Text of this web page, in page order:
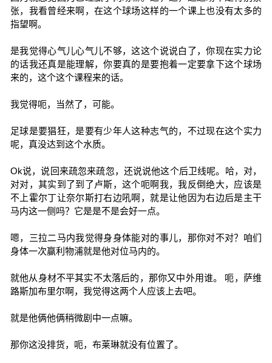
张，我看曾经来啊，在这个球场这样的一个课上也没有太多的
指望啊。
是我觉得心气儿心气儿不够，这这个说说白了，你现在实力论
的话我还真是能理解，你要真的是要抱着一定要拿下这个球场
来的，这个这个课程来的话。
我觉得呃，当然了，可能。
足球是要猖狂，是要有少年人这种志气的，不过现在这个实力
呢，真没达到这个水质。
Ok说，说回来疏忽来疏忽，还说说他这个后卫线呢。哈，对，
对对，其实到了到了卢斯，这个呃啊我，我反倒绝大，应该是
不上霍尔丁让奈尔斯打右边吼啊，就是让他因为右边后是主干
马内这一侧吗？它是是不是会好一点。
嗯，三拉二马内我觉得身身体能对的事儿，那你对不对？咱们
身体一次赢利物浦就是他对位马内的。
就他从身材不平其实不太落后的，那你又中外用谁。 呃，萨维
路斯加布里尔啊，我觉得这两个人应该上去吧。
就是他俩他俩稍微剧中一点嘛。
那你这没排货，呃，布莱琳就没有位置了。